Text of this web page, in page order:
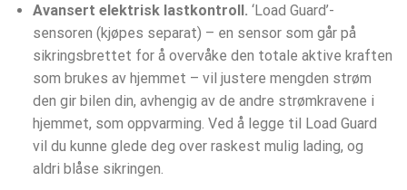
Avansert elektrisk lastkontroll. ‘Load Guard’-
sensoren (kjøpes separat) – en sensor som går på
sikringsbrettet for å overvåke den totale aktive kraften
som brukes av hjemmet – vil justere mengden strøm
den gir bilen din, avhengig av de andre strømkravene i
hjemmet, som oppvarming. Ved å legge til Load Guard
vil du kunne glede deg over raskest mulig lading, og
aldri blåse sikringen.